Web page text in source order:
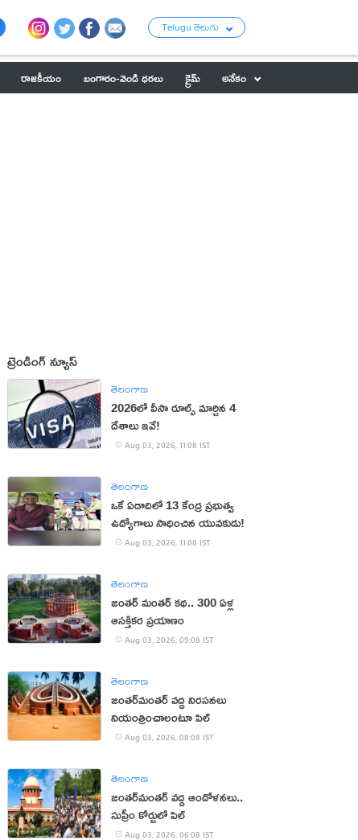
Telugu తెలుగు
రాజకీయం బంగారం-వెండి ధరలు క్రైమ్
అనేకం
ట్రెండింగ్ న్యూస్
తెలంగాణ
2026లో వీసా రూల్స్ మార్చిన 4
దేశాలు ఇవే!
Aug 03, 2026, 11:08 IST
తెలంగాణ
ఒకే ఏడాదిలో 13 కేంద్ర ప్రభుత్వ
ఉద్యోగాలు సాధించిన యువకుడు!
Aug 03, 2026, 11:08 IST
తెలంగాణ
జంతర్‌ మంతర్‌ కథ.. 300 ఏళ్ల
ఆసక్తికర ప్రయాణం
Aug 03, 2026, 09:08 IST
తెలంగాణ
జంతర్‌మంతర్‌ వద్ద నిరసనలు
నియంత్రించాలంటూ పిల్
Aug 03, 2026, 08:08 IST
తెలంగాణ
జంతర్‌మంతర్‌ వద్ద ఆందోళనలు..
సుప్రీం కోర్టులో పిల్
Aug 03, 2026, 06:08 IST